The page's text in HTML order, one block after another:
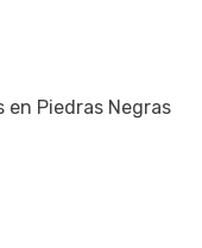
en Piedras Negras